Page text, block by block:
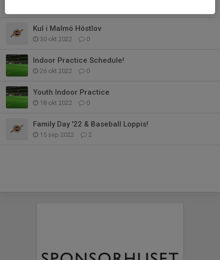
Kul i Malmö Höstlov
30 okt 2022 0
Indoor Practice Schedule!
26 okt 2022 0
Youth Indoor Practice
18 okt 2022 0
Family Day '22 & Baseball Loppis!
15 sep 2022 2